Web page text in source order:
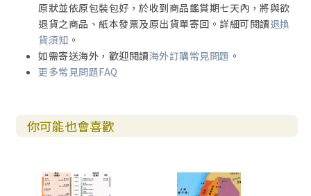
原狀並依原包裝包好，於收到商品鑑賞期七天內，將與欲
退貨之商品、紙本發票及原出貨單寄回。詳細可閱讀退換
貨須知 。
如需寄送海外，歡迎閱讀海外訂購常見問題 。
更多常見問題FAQ
你可能也會喜歡